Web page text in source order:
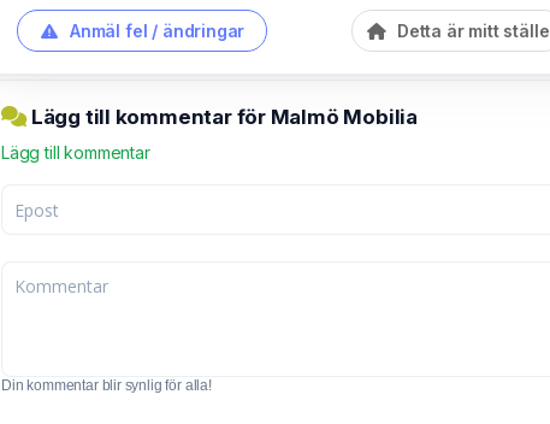
Anmäl fel / ändringar Detta är mitt ställe
Lägg till kommentar för Malmö Mobilia
Lägg till kommentar
Din kommentar blir synlig för alla!